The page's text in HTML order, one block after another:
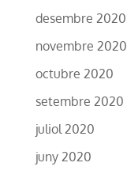
desembre 2020
novembre 2020
octubre 2020
setembre 2020
juliol 2020
juny 2020